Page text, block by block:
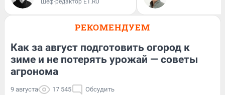
РЕКОМЕНДУЕМ
Как за август подготовить огород к
зиме и не потерять урожай — советы
агронома
9 августа 17 545 Обсудить